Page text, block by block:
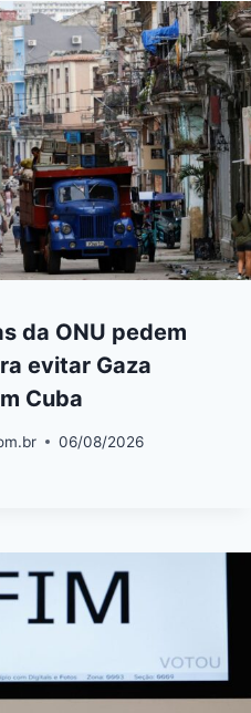
da ONU pedem
evitar Gaza
Cuba
06/08/2026